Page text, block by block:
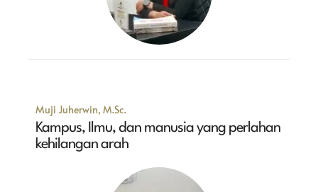
Muji Juherwin, M.Sc.
Kampus, Ilmu, dan manusia yang perlahan
kehilangan arah